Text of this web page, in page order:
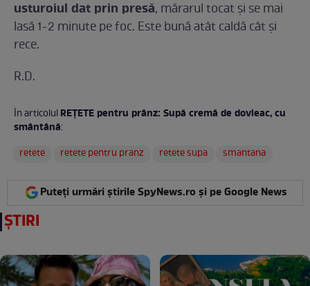
usturoiul dat prin presă, mărarul tocat și se mai
lasă 1-2 minute pe foc. Este bună atât caldă cât și
rece.
R.D.
În articolulREȚETE pentru prânz: Supă cremă de dovleac, cu
smântână:
retete
retete pentru pranz retete supa smantana
Puteți urmări știrile SpyNews.ro și pe Google News
ȘTIRI